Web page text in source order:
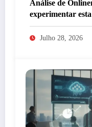
Análise de
experimentar
anotações?
Julho 28, 2026